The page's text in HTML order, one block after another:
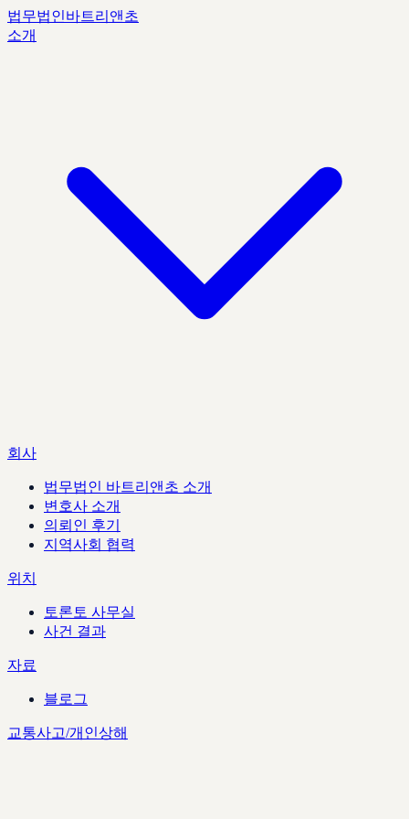
법무법인바트리앤초
소개
회사
법무법인 바트리앤초 소개
변호사 소개
의뢰인 후기
지역사회 협력
위치
토론토 사무실
사건 결과
자료
블로그
교통사고/개인상해